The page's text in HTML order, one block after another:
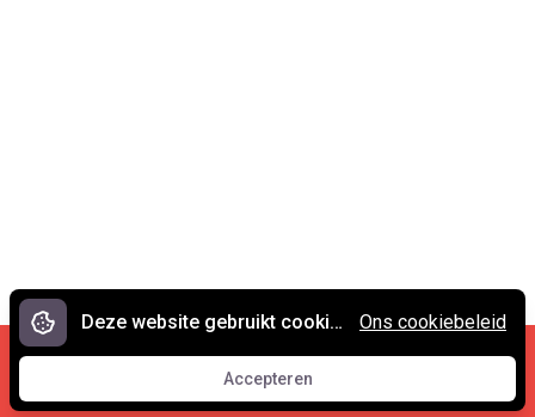
Cookies en privacy •
Contact
© 2007 - 2026 Spreekwoorden.nl
Deze website gebruikt cookies.
Accepteren
Accepteren
Ons cookiebeleid